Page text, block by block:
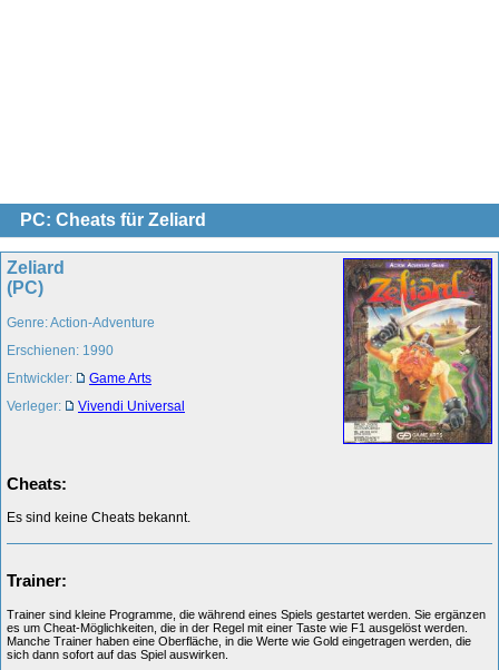
PC: Cheats für Zeliard
Zeliard
(PC)
Genre: Action-Adventure
Erschienen: 1990
Entwickler:
Game Arts
Verleger:
Vivendi Universal
Cheats:
Es sind keine Cheats bekannt.
Trainer:
Trainer sind kleine Programme, die während eines Spiels gestartet werden. Sie ergänzen
es um Cheat-Möglichkeiten, die in der Regel mit einer Taste wie F1 ausgelöst werden.
Manche Trainer haben eine Oberfläche, in die Werte wie Gold eingetragen werden, die
sich dann sofort auf das Spiel auswirken.